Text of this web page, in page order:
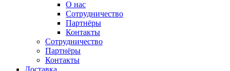
О нас
Сотрудничество
Партнёры
Контакты
Сотрудничество
Партнёры
Контакты
Доставка